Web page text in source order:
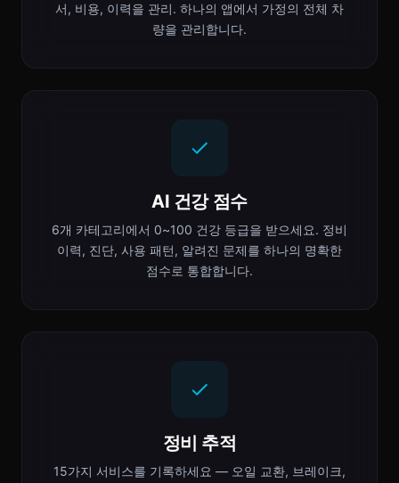
서, 비용, 이력을 관리. 하나의 앱에서 가정의 전체 차
량을 관리합니다.
AI 건강 점수
6개 카테고리에서 0~100 건강 등급을 받으세요. 정비
이력, 진단, 사용 패턴, 알려진 문제를 하나의 명확한
점수로 통합합니다.
정비 추적
15가지 서비스를 기록하세요 — 오일 교환, 브레이크,